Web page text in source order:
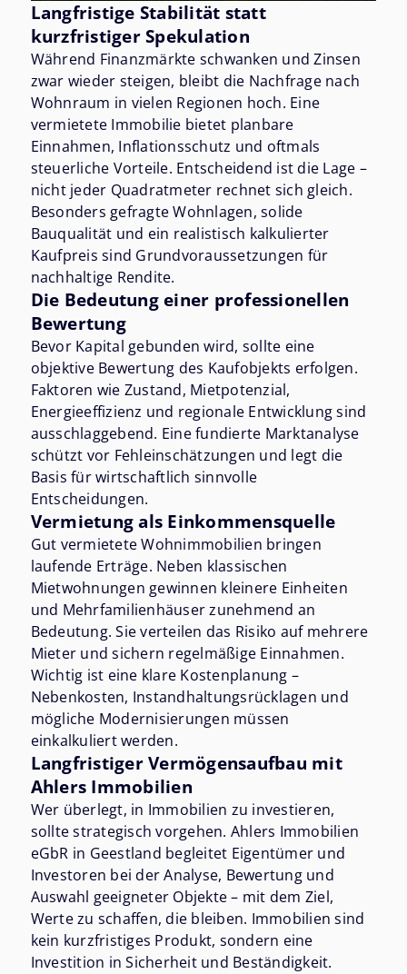
Langfristige Stabilität statt
kurzfristiger Spekulation
Während Finanzmärkte schwanken und Zinsen
zwar wieder steigen, bleibt die Nachfrage nach
Wohnraum in vielen Regionen hoch. Eine
vermietete Immobilie bietet planbare
Einnahmen, Inflationsschutz und oftmals
steuerliche Vorteile. Entscheidend ist die Lage –
nicht jeder Quadratmeter rechnet sich gleich.
Besonders gefragte Wohnlagen, solide
Bauqualität und ein realistisch kalkulierter
Kaufpreis sind Grundvoraussetzungen für
nachhaltige Rendite.
Die Bedeutung einer professionellen
Bewertung
Bevor Kapital gebunden wird, sollte eine
objektive Bewertung des Kaufobjekts erfolgen.
Faktoren wie Zustand, Mietpotenzial,
Energieeffizienz und regionale Entwicklung sind
ausschlaggebend. Eine fundierte Marktanalyse
schützt vor Fehleinschätzungen und legt die
Basis für wirtschaftlich sinnvolle
Entscheidungen.
Vermietung als Einkommensquelle
Gut vermietete Wohnimmobilien bringen
laufende Erträge. Neben klassischen
Mietwohnungen gewinnen kleinere Einheiten
und Mehrfamilienhäuser zunehmend an
Bedeutung. Sie verteilen das Risiko auf mehrere
Mieter und sichern regelmäßige Einnahmen.
Wichtig ist eine klare Kostenplanung –
Nebenkosten, Instandhaltungsrücklagen und
mögliche Modernisierungen müssen
einkalkuliert werden.
Langfristiger Vermögensaufbau mit
Ahlers Immobilien
Wer überlegt, in Immobilien zu investieren,
sollte strategisch vorgehen. Ahlers Immobilien
eGbR in Geestland begleitet Eigentümer und
Investoren bei der Analyse, Bewertung und
Auswahl geeigneter Objekte – mit dem Ziel,
Werte zu schaffen, die bleiben. Immobilien sind
kein kurzfristiges Produkt, sondern eine
Investition in Sicherheit und Beständigkeit.